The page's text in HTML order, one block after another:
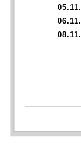
05.11.
06.11.
08.11.